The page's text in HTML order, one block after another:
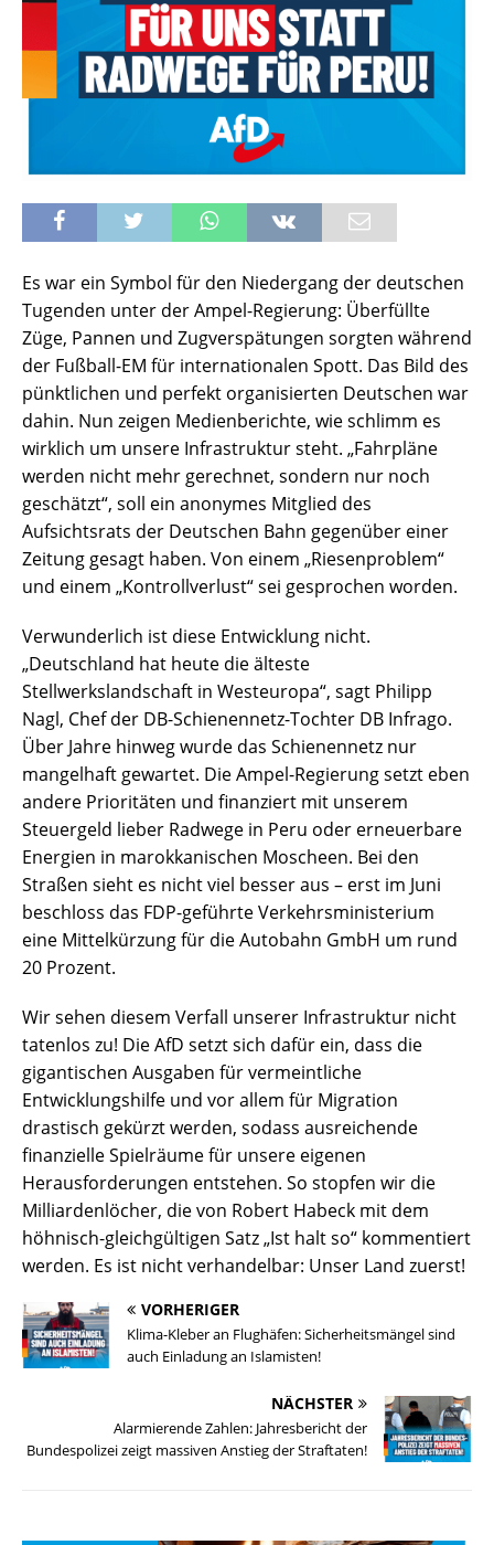
Es war ein Symbol für den Niedergang der deutschen
Tugenden unter der Ampel-Regierung: Überfüllte
Züge, Pannen und Zugverspätungen sorgten während
der Fußball-EM für internationalen Spott. Das Bild des
pünktlichen und perfekt organisierten Deutschen war
dahin. Nun zeigen Medienberichte, wie schlimm es
wirklich um unsere Infrastruktur steht. „Fahrpläne
werden nicht mehr gerechnet, sondern nur noch
geschätzt“, soll ein anonymes Mitglied des
Aufsichtsrats der Deutschen Bahn gegenüber einer
Zeitung gesagt haben. Von einem „Riesenproblem“
und einem „Kontrollverlust“ sei gesprochen worden.
Verwunderlich ist diese Entwicklung nicht.
„Deutschland hat heute die älteste
Stellwerkslandschaft in Westeuropa“, sagt Philipp
Nagl, Chef der DB-Schienennetz-Tochter DB Infrago.
Über Jahre hinweg wurde das Schienennetz nur
mangelhaft gewartet. Die Ampel-Regierung setzt eben
andere Prioritäten und finanziert mit unserem
Steuergeld lieber Radwege in Peru oder erneuerbare
Energien in marokkanischen Moscheen. Bei den
Straßen sieht es nicht viel besser aus – erst im Juni
beschloss das FDP-geführte Verkehrsministerium
eine Mittelkürzung für die Autobahn GmbH um rund
20 Prozent.
Wir sehen diesem Verfall unserer Infrastruktur nicht
tatenlos zu! Die AfD setzt sich dafür ein, dass die
gigantischen Ausgaben für vermeintliche
Entwicklungshilfe und vor allem für Migration
drastisch gekürzt werden, sodass ausreichende
finanzielle Spielräume für unsere eigenen
Herausforderungen entstehen. So stopfen wir die
Milliardenlöcher, die von Robert Habeck mit dem
höhnisch-gleichgültigen Satz „Ist halt so“ kommentiert
werden. Es ist nicht verhandelbar: Unser Land zuerst!
VORHERIGER
Klima-Kleber an Flughäfen: Sicherheitsmängel sind
auch Einladung an Islamisten!
NÄCHSTER
Alarmierende Zahlen: Jahresbericht der
Bundespolizei zeigt massiven Anstieg der Straftaten!